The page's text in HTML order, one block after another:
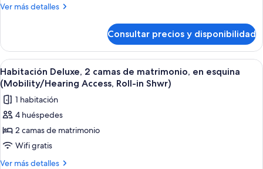
Accessible,
2
matrimonio
(Mobility
Accessible,
Roll-
in
Shower)
Ver más detalles
Más
Deluxe,
camas
de
matrimonio
(Mobility
Accessible,
in
Shower)
Consultar precios y disponibilidad
Abrir
todas
las
fotos
de
Habitación
Deluxe,
2
Habitación de hotel moderna con
4
Habitación Deluxe, 2 camas de matrimonio, en esquina
(Mobility/Hearing Access, Roll-in Shwr)
1 habitación
4 huéspedes
2 camas de matrimonio
Wifi gratis
Ver más detalles
Más